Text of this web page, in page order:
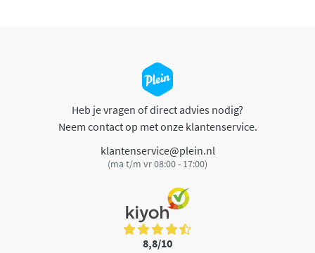
Heb je vragen of direct advies nodig?
Neem contact op met onze klantenservice.
klantenservice@plein.nl
(ma t/m vr 08:00 - 17:00)
8,8/10